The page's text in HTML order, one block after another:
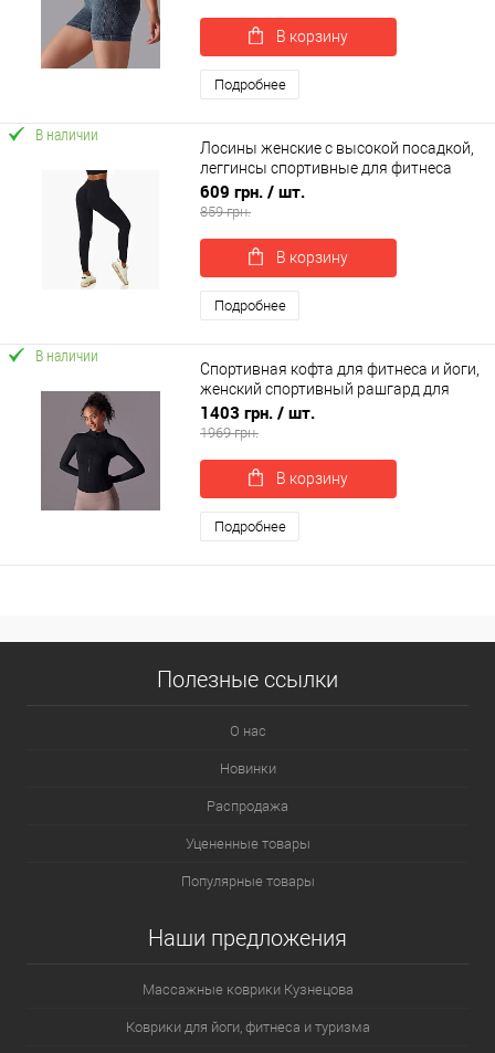
В корзину
Подробнее
В наличии
Лосины женские с высокой посадкой,
леггинсы спортивные для фитнеса
OSPORT (os-0006-1)
609 грн. / шт.
859 грн.
В корзину
Подробнее
В наличии
Спортивная кофта для фитнеса и йоги,
женский спортивный рашгард для
фитнеса OSPORT (os-0009-1)
1403 грн. / шт.
1969 грн.
В корзину
Подробнее
Полезные ссылки
О нас
Новинки
Распродажа
Уцененные товары
Популярные товары
Наши предложения
Массажные коврики Кузнецова
Коврики для йоги, фитнеса и туризма